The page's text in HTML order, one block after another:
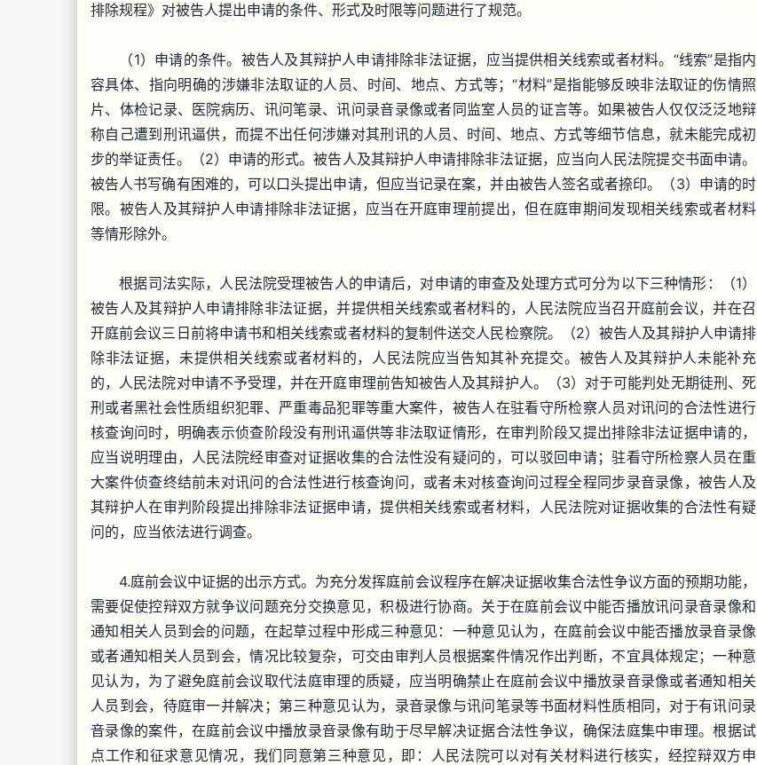
排除规程》对被告人提出申请的条件、形式及时限等问题进行了规范。
（1）申请的条件。被告人及其辩护人申请排除非法证据，应当提供相关线索或者材料。“线索”是指内
容具体、指向明确的涉嫌非法取证的人员、时间、地点、方式等；“材料”是指能够反映非法取证的伤情照
片、体检记录、医院病历、讯问笔录、讯问录音录像或者同监室人员的证言等。如果被告人仅仅泛泛地辩
称自己遭到刑讯逼供，而提不出任何涉嫌对其刑讯的人员、时间、地点、方式等细节信息，就未能完成初
步的举证责任。（2）申请的形式。被告人及其辩护人申请排除非法证据，应当向人民法院提交书面申请。
被告人书写确有困难的，可以口头提出申请，但应当记录在案，并由被告人签名或者捺印。（3）申请的时
限。被告人及其辩护人申请排除非法证据，应当在开庭审理前提出，但在庭审期间发现相关线索或者材料
等情形除外。
根据司法实际，人民法院受理被告人的申请后，对申请的审查及处理方式可分为以下三种情形：（1）
被告人及其辩护人申请排除非法证据，并提供相关线索或者材料的，人民法院应当召开庭前会议，并在召
开庭前会议三日前将申请书和相关线索或者材料的复制件送交人民检察院。（2）被告人及其辩护人申请排
除非法证据，未提供相关线索或者材料的，人民法院应当告知其补充提交。被告人及其辩护人未能补充
的，人民法院对申请不予受理，并在开庭审理前告知被告人及其辩护人。（3）对于可能判处无期徒刑、死
刑或者黑社会性质组织犯罪、严重毒品犯罪等重大案件，被告人在驻看守所检察人员对讯问的合法性进行
核查询问时，明确表示侦查阶段没有刑讯逼供等非法取证情形，在审判阶段又提出排除非法证据申请的，
应当说明理由，人民法院经审查对证据收集的合法性没有疑问的，可以驳回申请；驻看守所检察人员在重
大案件侦查终结前未对讯问的合法性进行核查询问，或者未对核查询问过程全程同步录音录像，被告人及
其辩护人在审判阶段提出排除非法证据申请，提供相关线索或者材料，人民法院对证据收集的合法性有疑
问的，应当依法进行调查。
4.庭前会议中证据的出示方式。为充分发挥庭前会议程序在解决证据收集合法性争议方面的预期功能，
需要促使控辩双方就争议问题充分交换意见，积极进行协商。关于在庭前会议中能否播放讯问录音录像和
通知相关人员到会的问题，在起草过程中形成三种意见：一种意见认为，在庭前会议中能否播放录音录像
或者通知相关人员到会，情况比较复杂，可交由审判人员根据案件情况作出判断，不宜具体规定；一种意
见认为，为了避免庭前会议取代法庭审理的质疑，应当明确禁止在庭前会议中播放录音录像或者通知相关
人员到会，待庭审一并解决；第三种意见认为，录音录像与讯问笔录等书面材料性质相同，对于有讯问录
音录像的案件，在庭前会议中播放录音录像有助于尽早解决证据合法性争议，确保法庭集中审理。根据试
点工作和征求意见情况，我们同意第三种意见，即：人民法院可以对有关材料进行核实，经控辩双方申